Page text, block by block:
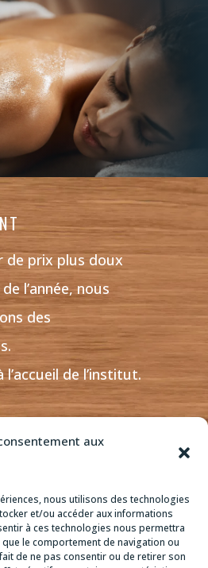
aux
nous utilisons des technologies
et/ou accéder aux informations
à ces technologies nous permettra
le comportement de navigation ou
de ne pas consentir ou de retirer son
de prix plus doux
l’année, nous
des
l’accueil de l’institut.
PLAISIR, OPTEZ
CADEAU